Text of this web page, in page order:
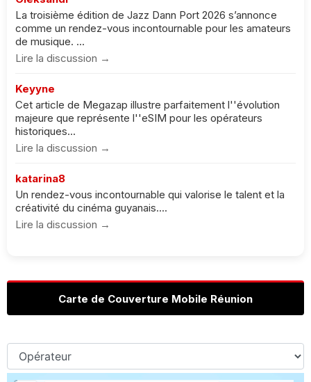
La troisième édition de Jazz Dann Port 2026 s’annonce
comme un rendez-vous incontournable pour les amateurs
de musique. ...
Lire la discussion →
Keyyne
Cet article de Megazap illustre parfaitement l''évolution
majeure que représente l''eSIM pour les opérateurs
historiques...
Lire la discussion →
katarina8
Un rendez-vous incontournable qui valorise le talent et la
créativité du cinéma guyanais....
Lire la discussion →
Carte de Couverture Mobile Réunion